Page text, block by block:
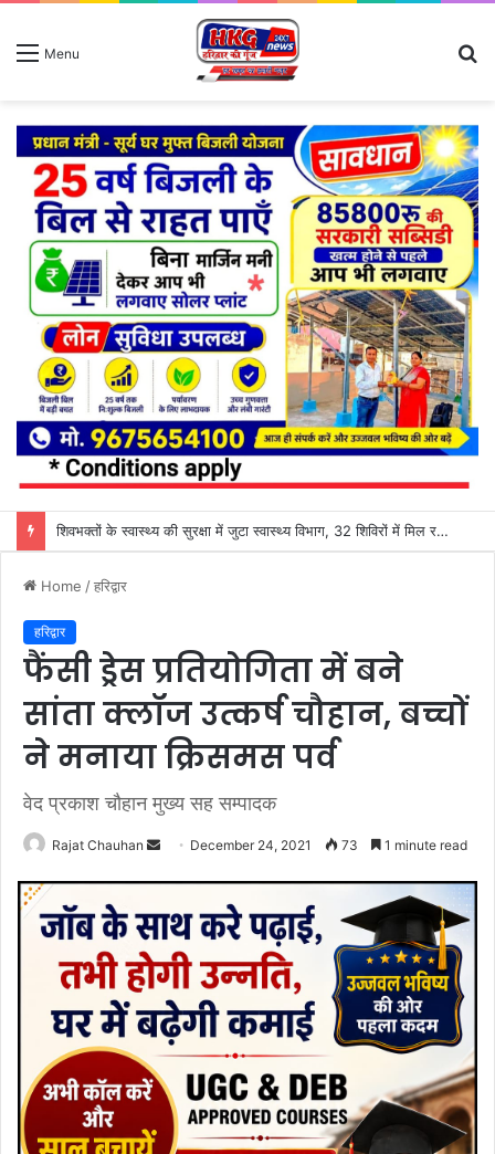
Menu
शिवभक्तों के स्वास्थ्य की सुरक्षा में जुटा स्वास्थ्य विभाग, 32 शिविरों में मिल रहा नि:शुल्क उपचार
Home /हरिद्वार
हरिद्वार
फैंसी ड्रेस प्रतियोगिता में बने
सांता क्लॉज उत्कर्ष चौहान, बच्चों
ने मनाया क्रिसमस पर्व
वेद प्रकाश चौहान मुख्य सह सम्पादक
Rajat Chauhan
Send December 24, 2021 73 1 minute read